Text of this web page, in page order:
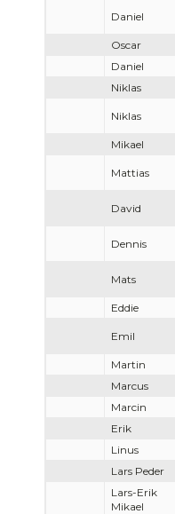
Daniel
Oscar
Daniel
Niklas
Niklas
Mikael
Mattias
David
Dennis
Mats
Eddie
Emil
Martin
Marcus
Marcin
Erik
Linus
Lars Peder
Lars-Erik
Mikael